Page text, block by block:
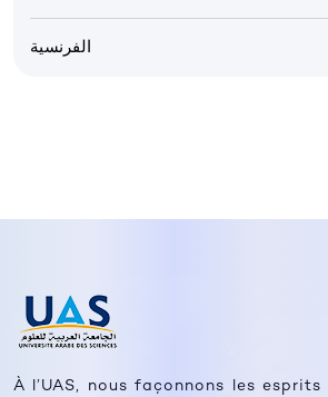
الفرنسية
À l’UAS, nous façonnons les esprits